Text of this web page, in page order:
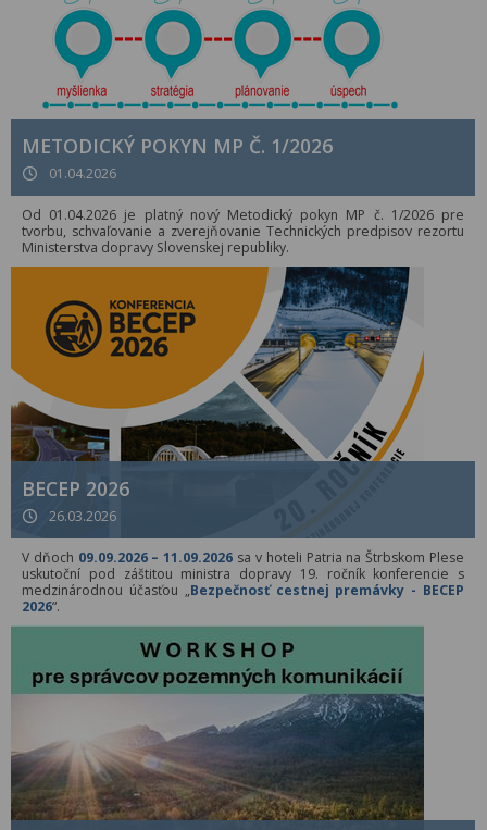
METODICKÝ POKYN MP Č. 1/2026
01.04.2026
Od 01.04.2026 je platný nový Metodický pokyn MP č. 1/2026 pre
tvorbu, schvaľovanie a zverejňovanie Technických predpisov rezortu
Ministerstva dopravy Slovenskej republiky.
BECEP 2026
26.03.2026
V dňoch 09.09.2026 – 11.09.2026 sa v hoteli Patria na Štrbskom Plese
uskutoční pod záštitou ministra dopravy 19. ročník konferencie s
medzinárodnou účasťou „Bezpečnosť cestnej premávky - BECEP
2026“.